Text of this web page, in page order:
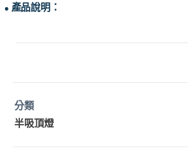
● 產品說明：
分類
半吸頂燈